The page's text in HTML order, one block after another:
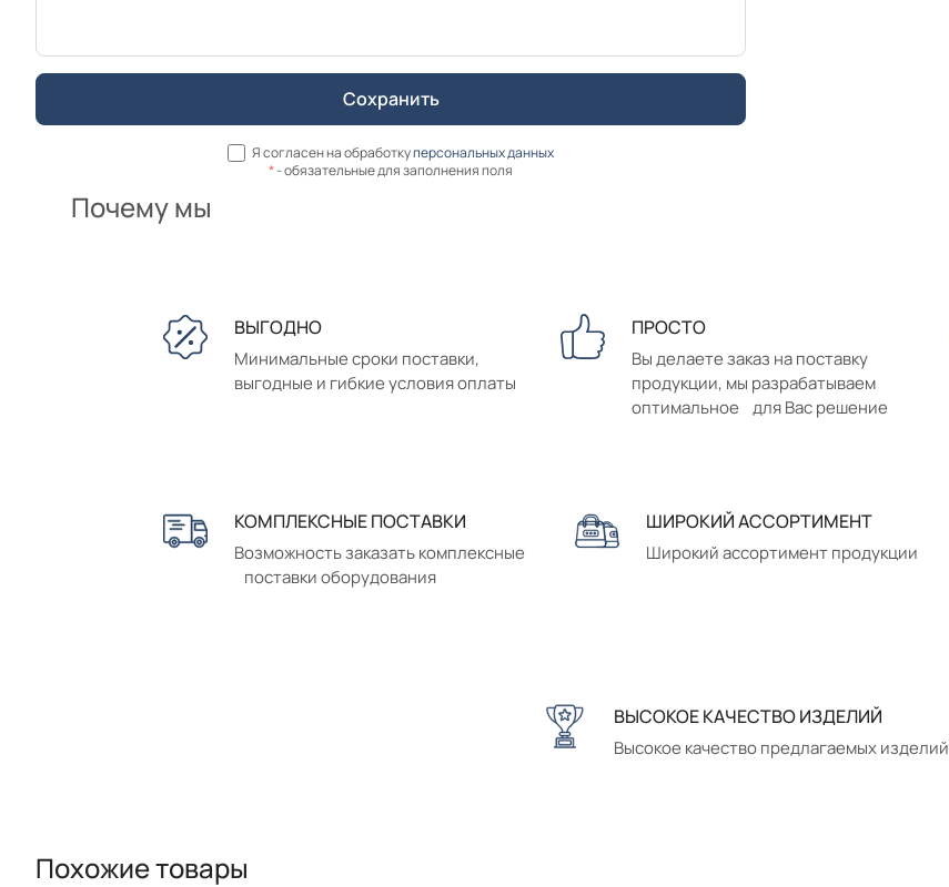
Я согласен на обработкуперсональных данных
*- обязательные для заполнения поля
Почему мы
ВЫГОДНО
Минимальные сроки поставки,
выгодные и гибкие условия оплаты
ПРОСТО
Вы делаете заказ на поставку
продукции, мы разрабатываем
оптимальное для Вас решение
КОМПЛЕКСНЫЕ ПОСТАВКИ
Возможность заказать комплексные
поставки оборудования
ШИРОКИЙ АССОРТИМЕНТ
Широкий ассортимент продукции
ВЫСОКОЕ КАЧЕСТВО ИЗДЕЛИЙ
Высокое качество предлагаемых изделий
Похожие товары